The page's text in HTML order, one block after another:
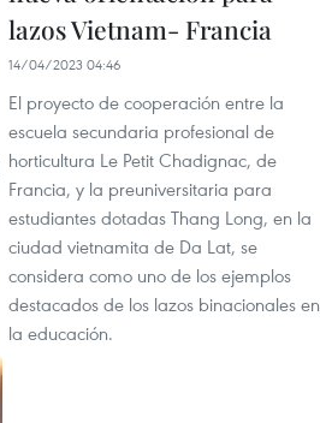
lazos Vietnam- Francia
14/04/2023 04:46
El proyecto de cooperación entre la
escuela secundaria profesional de
horticultura Le Petit Chadignac, de
Francia, y la preuniversitaria para
estudiantes dotadas Thang Long, en la
ciudad vietnamita de Da Lat, se
considera como uno de los ejemplos
destacados de los lazos binacionales en
la educación.